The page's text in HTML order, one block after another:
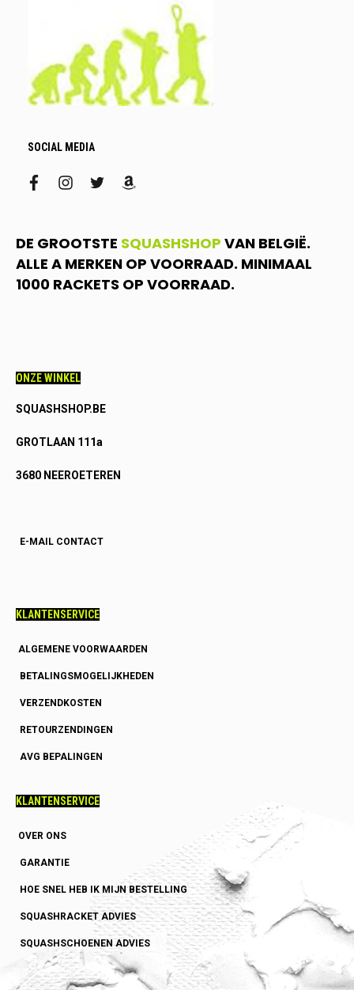
SOCIAL MEDIA
facebookinstagram
twitteramazon
DE GROOTSTE SQUASHSHOP VAN BELGIË.
ALLE A MERKEN OP VOORRAAD. MINIMAAL
1000 RACKETS OP VOORRAAD.
ONZE WINKEL
SQUASHSHOP.BE
GROTLAAN 111a
3680 NEEROETEREN
E-MAIL CONTACT
KLANTENSERVICE
ALGEMENE VOORWAARDEN
BETALINGSMOGELIJKHEDEN
VERZENDKOSTEN
RETOURZENDINGEN
AVG BEPALINGEN
KLANTENSERVICE
OVER ONS
GARANTIE
HOE SNEL HEB IK MIJN BESTELLING
SQUASHRACKET ADVIES
SQUASHSCHOENEN ADVIES